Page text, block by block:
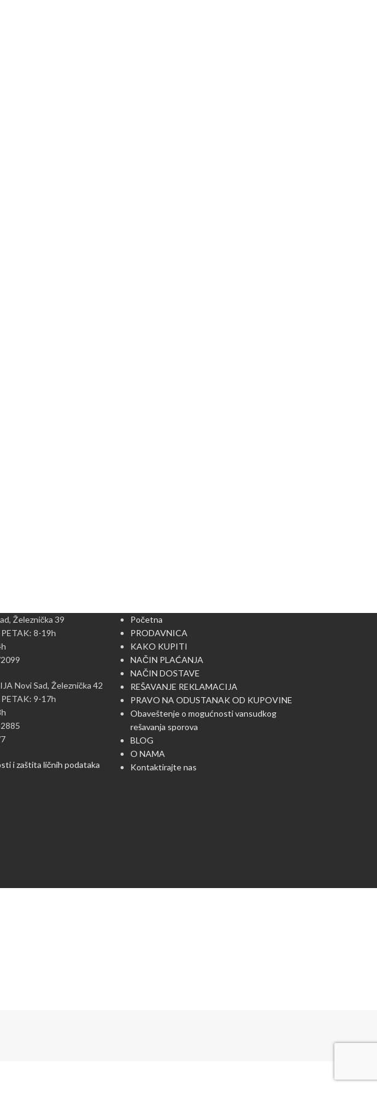
Železnička 39
8-19h
Novi Sad, Železnička 42
9-17h
i zaštita ličnih podataka
Početna
PRODAVNICA
KAKO KUPITI
NAČIN PLAĆANJA
NAČIN DOSTAVE
REŠAVANJE REKLAMACIJA
PRAVO NA ODUSTANAK OD KUPOVINE
Obaveštenje o mogućnosti vansudkog
rešavanja sporova
BLOG
O NAMA
Kontaktirajte nas